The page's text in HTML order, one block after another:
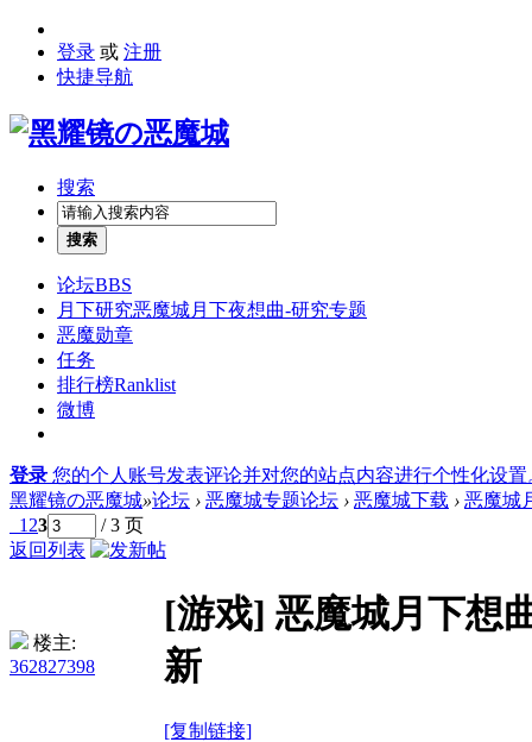
登录 或 注册
快捷导航
搜索
搜索
论坛BBS
月下研究恶魔城月下夜想曲-研究专题
恶魔勋章
任务
排行榜Ranklist
微博
登录 您的个人账号发表评论并对您的站点内容进行个性化设置
黑耀镜の恶魔城»论坛 › 恶魔城专题论坛 › 恶魔城下载 › 恶魔城
1 23
/ 3 页
返回列表
楼主:
362827398
[游戏] 恶魔城月下想
新
[复制链接]